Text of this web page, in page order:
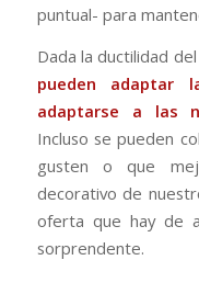
puntual- para
Dada la ductilidad del
pueden adaptar
adaptarse a las
Incluso se pueden
gusten o que
decorativo de
oferta que hay de
sorprendente.